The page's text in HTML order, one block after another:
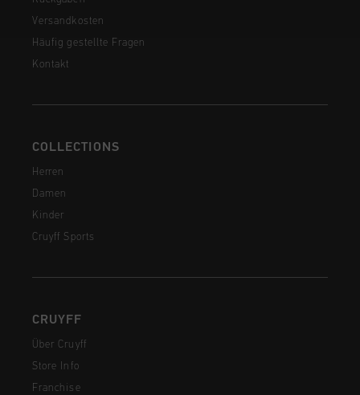
Versandkosten
Häufig gestellte Fragen
Kontakt
COLLECTIONS
Herren
Damen
Kinder
Cruyff Sports
CRUYFF
Über Cruyff
Store Info
Franchise